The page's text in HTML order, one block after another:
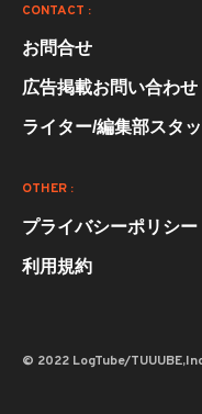
CONTACT :
お問合せ
広告掲載お問い合わせ
ライター/編集部スタ
OTHER :
プライバシーポリシー
利用規約
© 2022 LogTube/